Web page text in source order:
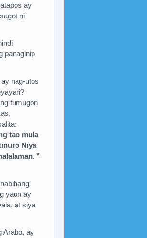
ay
ni
panaginip
nag-utos
tumugon
tao mula
Niya
"
yaon ay
at siya
Arabo, ay